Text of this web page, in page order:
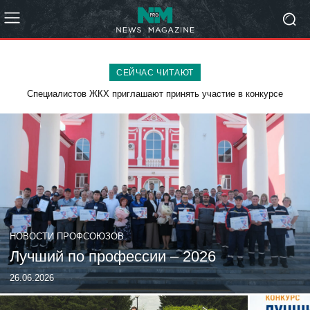
CЕЙЧАС ЧИТАЮТ
С ДНЕМ ПОБЕДЫ!
НОВОСТИ ПРОФСОЮЗОВ
Лучший по профессии – 2026
26.06.2026